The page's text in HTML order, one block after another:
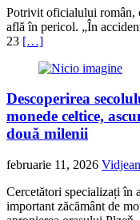
Potrivit oficialului român,
află în pericol. „În
23 […]
Descoperirea
monede celtice,
două milenii
februarie 11, 2026
Cercetători specializați în
important zăcământ de